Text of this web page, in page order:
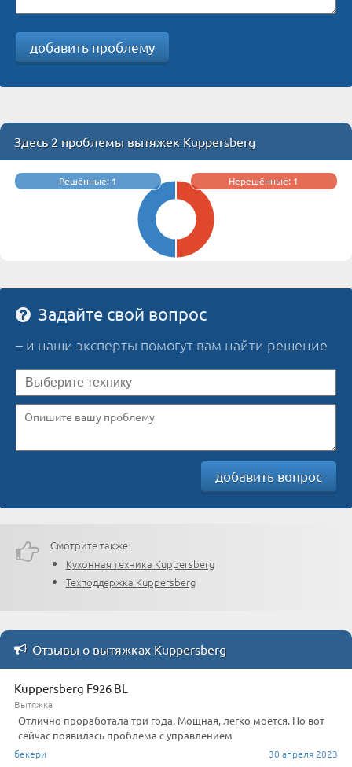
добавить проблему
Здесь 2 проблемы вытяжек Kuppersberg
Решённые: 1 Нерешённые: 1
Задайте свой вопрос
– и наши эксперты помогут вам найти решение
добавить вопрос
Смотрите также:
Кухонная техника Kuppersberg
Техподдержка Kuppersberg
Отзывы о вытяжках Kuppersberg
Kuppersberg F926 BL
Вытяжка
Отлично проработала три года. Мощная, легко моется. Но вот
сейчас появилась проблема с управлением
бекери 30 апреля 2023